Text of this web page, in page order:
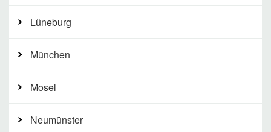
Lüneburg
München
Mosel
Neumünster